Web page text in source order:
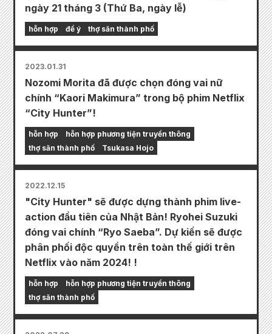
ngày 21 tháng 3 (Thứ Ba, ngày lễ)
hỗn hợp để ý thợ săn thành phố
2023.01.31
Nozomi Morita đã được chọn đóng vai nữ
chính “Kaori Makimura” trong bộ phim Netflix
“City Hunter”!
hỗn hợp
hỗn hợp phương tiện truyền thông
thợ săn thành phố
Tsukasa Hojo
2022.12.15
"City Hunter" sẽ được dựng thành phim live-
action đầu tiên của Nhật Bản! Ryohei Suzuki
đóng vai chính “Ryo Saeba”. Dự kiến sẽ được
phân phối độc quyền trên toàn thế giới trên
Netflix vào năm 2024! !
hỗn hợp
hỗn hợp phương tiện truyền thông
thợ săn thành phố